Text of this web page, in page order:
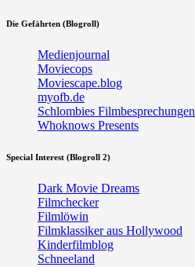
Die Gefährten (Blogroll)
Medienjournal
Moviecops
Moviescape.blog
myofb.de
Schlombies Filmbesprechungen
Whoknows Presents
Special Interest (Blogroll 2)
Dark Movie Dreams
Filmchecker
Filmlöwin
Filmklassiker aus Hollywood
Kinderfilmblog
Schneeland